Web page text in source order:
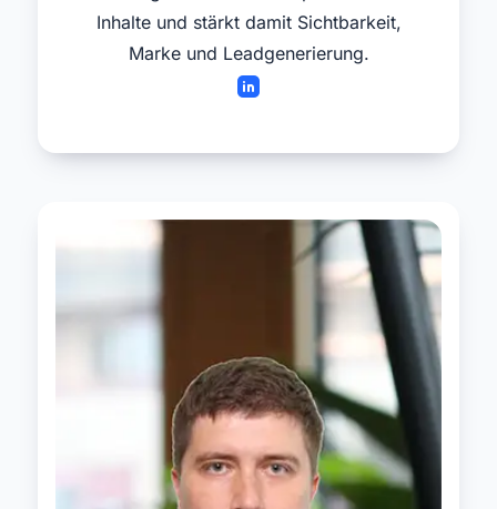
Inhalte und stärkt damit Sichtbarkeit,
Marke und Leadgenerierung.